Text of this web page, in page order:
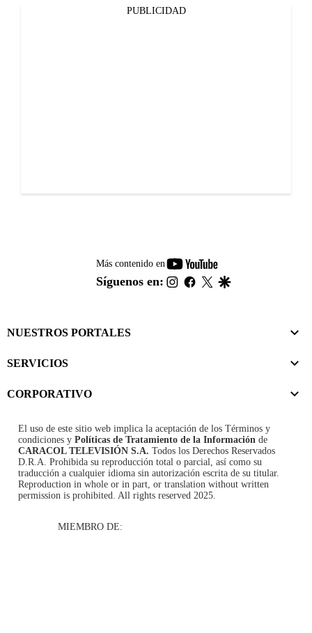
PUBLICIDAD
Más contenido en
youtube-
footer
Síguenos en: instagram
facebook
twitter
NUESTROS PORTALES
SERVICIOS
CORPORATIVO
El uso de este sitio web implica la aceptación de los Términos y
condiciones y Políticas de Tratamiento de la Información de
CARACOL TELEVISIÓN S.A. Todos los Derechos Reservados
D.R.A. Prohibida su reproducción total o parcial, así como su
traducción a cualquier idioma sin autorización escrita de su titular.
Reproduction in whole or in part, or translation without written
permission is prohibited. All rights reserved 2025.
MIEMBRO DE: